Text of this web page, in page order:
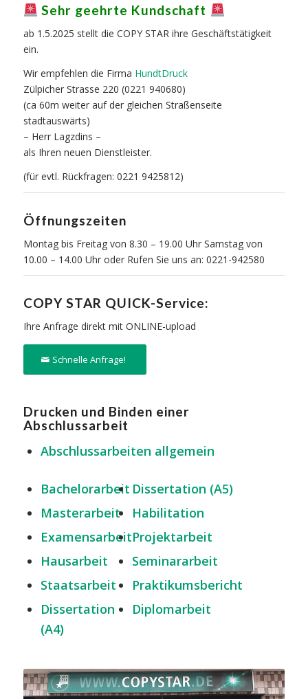
Sehr geehrte Kundschaft
ab 1.5.2025 stellt die COPY STAR ihre Geschäftstätigkeit
ein.
Wir empfehlen die Firma HundtDruck
Zülpicher Strasse 220 (0221 940680)
(ca 60m weiter auf der gleichen Straßenseite
stadtauswärts)
– Herr Lagzdins –
als Ihren neuen Dienstleister.
(für evtl. Rückfragen: 0221 9425812)
Öffnungszeiten
Montag bis Freitag von 8.30 – 19.00 Uhr Samstag von
10.00 – 14.00 Uhr oder Rufen Sie uns an: 0221-942580
COPY STAR QUICK-Service:
Ihre Anfrage direkt mit ONLINE-upload
Schnelle Anfrage!
Drucken und Binden einer
Abschlussarbeit
Abschlussarbeiten allgemein
Bachelorarbeit
Masterarbeit
Examensarbeit
Hausarbeit
Staatsarbeit
Dissertation
(A4)
Dissertation (A5)
Habilitation
Projektarbeit
Seminararbeit
Praktikumsbericht
Diplomarbeit